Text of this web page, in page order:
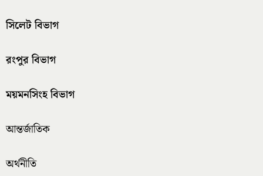
সিলেট বিভাগ
রংপুর বিভাগ
ময়মনসিংহ বিভাগ
আন্তর্জাতিক
অর্থনীতি